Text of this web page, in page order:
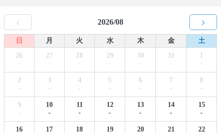
2026/08
日 月 火 水 木 金
土
26
-
27
-
28
-
29
-
30
-
31
-
1
-
2
-
3
-
4
-
5
-
6
-
7
-
8
-
9
-
10
-
11
-
12
-
13
-
14
-
15
-
16
17
18
19
20
21
22